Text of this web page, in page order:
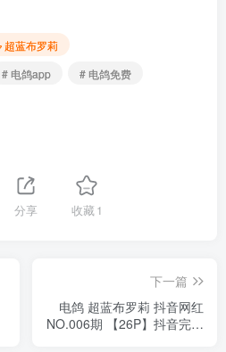
超蓝布罗莉
# 电鸽app
# 电鸽免费
分享 收藏1
下一篇
电鸽 超蓝布罗莉 抖音网红
NO.006期 【26P】抖音完整